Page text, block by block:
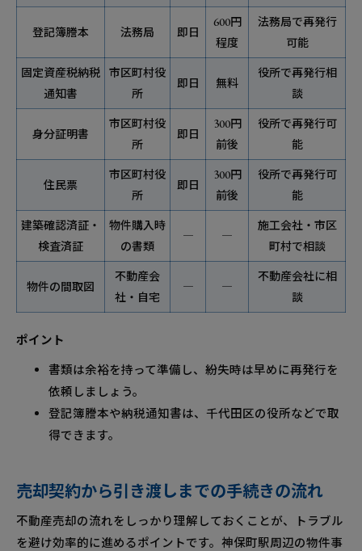
登記簿謄本 法務局 即日
600円
程度
法務局で再発行
可能
固定資産税納税
通知書
市区町村役
所
即日 無料
役所で再発行相
談
身分証明書
市区町村役
所
即日
300円
前後
役所で再発行可
能
住民票
市区町村役
所
即日
300円
前後
役所で再発行可
能
建築確認済証・
検査済証
物件購入時
の書類
― ―
施工会社・市区
町村で相談
物件の間取図
不動産会
社・自宅
― ―
不動産会社に相
談
ポイント
書類は余裕を持って準備し、紛失時は早めに再発行を
依頼しましょう。
登記簿謄本や納税通知書は、千代田区の役所などで取
得できます。
売却契約から引き渡しまでの手続きの流れ
不動産売却の流れをしっかり理解しておくことが、トラブル
を避け効率的に進めるポイントです。神保町駅周辺の物件事